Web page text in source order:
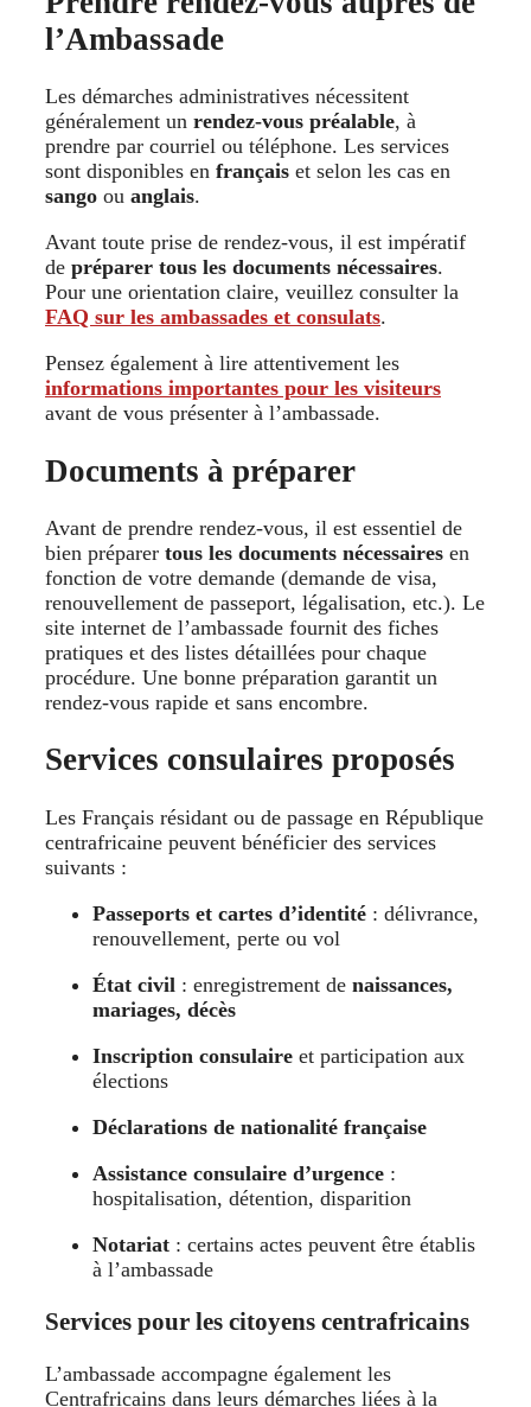
l’Ambassade
Les démarches administratives nécessitent
généralement un rendez-vous préalable, à
prendre par courriel ou téléphone. Les services
sont disponibles en français et selon les cas en
sango ou anglais.
Avant toute prise de rendez-vous, il est impératif
de préparer tous les documents nécessaires.
Pour une orientation claire, veuillez consulter la
FAQ sur les ambassades et consulats.
Pensez également à lire attentivement les
informations importantes pour les visiteurs
avant de vous présenter à l’ambassade.
Documents à préparer
Avant de prendre rendez-vous, il est essentiel de
bien préparer tous les documents nécessaires en
fonction de votre demande (demande de visa,
renouvellement de passeport, légalisation, etc.). Le
site internet de l’ambassade fournit des fiches
pratiques et des listes détaillées pour chaque
procédure. Une bonne préparation garantit un
rendez-vous rapide et sans encombre.
Services consulaires proposés
Les Français résidant ou de passage en République
centrafricaine peuvent bénéficier des services
suivants :
Passeports et cartes d’identité : délivrance,
renouvellement, perte ou vol
État civil : enregistrement de naissances,
mariages, décès
Inscription consulaire et participation aux
élections
Déclarations de nationalité française
Assistance consulaire d’urgence :
hospitalisation, détention, disparition
Notariat : certains actes peuvent être établis
à l’ambassade
Services pour les citoyens centrafricains
L’ambassade accompagne également les
Centrafricains dans leurs démarches liées à la